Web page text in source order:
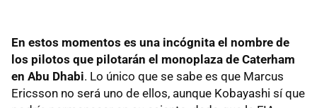
En estos momentos es una incógnita el nombre de
los pilotos que pilotarán el monoplaza de Caterham
en Abu Dhabi. Lo único que se sabe es que Marcus
Ericsson no será uno de ellos, aunque Kobayashi sí que